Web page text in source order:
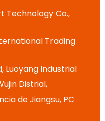
Technology Co.,
Trading
Luoyang Industrial
Distrial,
de Jiangsu, PC